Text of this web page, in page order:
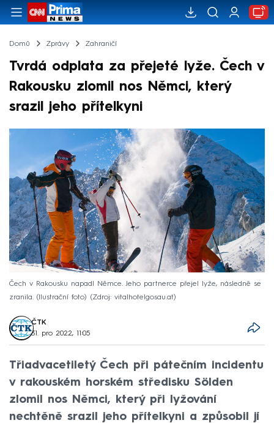
Domů Zprávy Zahraničí
Tvrdá odplata za přejeté lyže. Čech v
Rakousku zlomil nos Němci, který
srazil jeho přítelkyni
Čech v Rakousku napadl Němce. Jeho partnerce přejel lyže, následně se
zranila. (Ilustrační foto)
Zdroj: vitalhotelgosau.at
ČTK
31. pro 2022, 11:05
Třiadvacetiletý Čech při pátečním incidentu
v rakouském horském středisku Sölden
zlomil nos Němci, který při lyžování
nechtěně srazil jeho přítelkyni a způsobil jí